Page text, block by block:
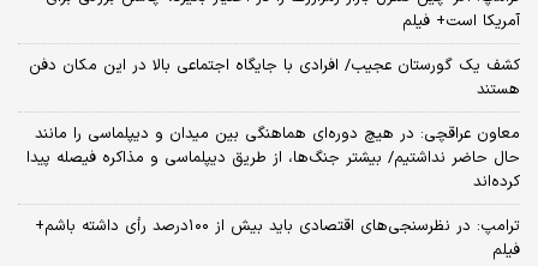
آمریکا است+ فیلم
کشف یک گورستان عجیب/ افرادی با جایگاه اجتماعی بالا در این مکان دفن
هستند
معاون عراقچی: در هیچ دوره‌ای هماهنگی بین میدان و دیپلماسی را مانند
حال حاضر نداشتیم/ بیشتر جنگ‌ها، از طریق دیپلماسی و مذاکره فیصله پیدا
کرده‌اند
ترامپ: در نظرسنجی‌های اقتصادی باید بیش از ۱۰۰درصد رأی داشته باشم+
فیلم